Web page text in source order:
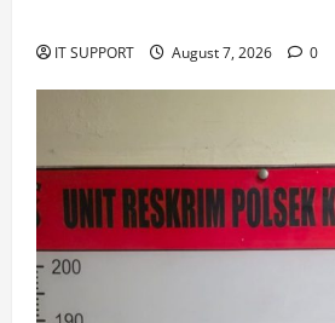
IT SUPPORT August 7, 2026 0